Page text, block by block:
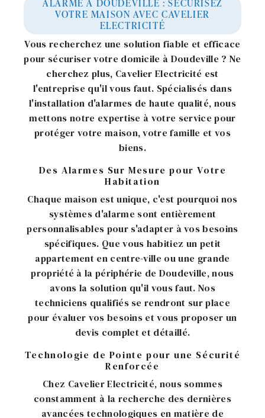
ALARME À DOUDEVILLE : SÉCURISEZ
VOTRE MAISON AVEC CAVELIER
ELECTRICITÉ
Vous recherchez une solution fiable et efficace
pour sécuriser votre domicile à Doudeville ? Ne
cherchez plus, Cavelier Electricité est
l'entreprise qu'il vous faut. Spécialisés dans
l'installation d'alarmes de haute qualité, nous
mettons notre expertise à votre service pour
protéger votre maison, votre famille et vos
biens.
Des Alarmes Sur Mesure pour Votre
Habitation
Chaque maison est unique, c'est pourquoi nos
systèmes d'alarme sont entièrement
personnalisables pour s'adapter à vos besoins
spécifiques. Que vous habitiez un petit
appartement en centre-ville ou une grande
propriété à la périphérie de Doudeville, nous
avons la solution qu'il vous faut. Nos
techniciens qualifiés se rendront sur place
pour évaluer vos besoins et vous proposer un
devis complet et détaillé.
Technologie de Pointe pour une Sécurité
Renforcée
Chez Cavelier Electricité, nous sommes
constamment à la recherche des dernières
avancées technologiques en matière de